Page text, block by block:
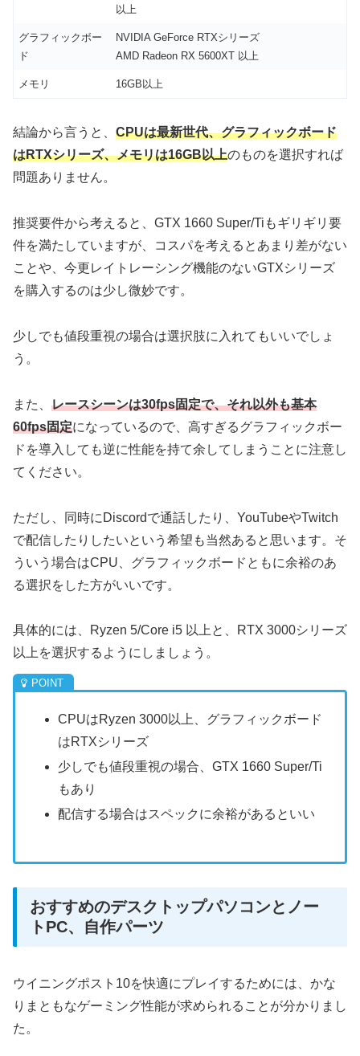
以上
グラフィックボー
ド
NVIDIA GeForce RTXシリーズ
AMD Radeon RX 5600XT 以上
メモリ 16GB以上
結論から言うと、 CPUは最新世代、グラフィックボード
はRTXシリーズ、メモリは16GB以上のものを選択すれば
問題ありません。
推奨要件から考えると、GTX 1660 Super/Tiもギリギリ要
件を満たしていますが、コスパを考えるとあまり差がない
ことや、今更レイトレーシング機能のないGTXシリーズ
を購入するのは少し微妙です。
少しでも値段重視の場合は選択肢に入れてもいいでしょ
う。
また、 レースシーンは30fps固定で、それ以外も基本
60fps固定になっているので、高すぎるグラフィックボー
ドを導入しても逆に性能を持て余してしまうことに注意し
てください。
ただし、同時にDiscordで通話したり、YouTubeやTwitch
で配信したりしたいという希望も当然あると思います。そ
ういう場合はCPU、グラフィックボードともに余裕のあ
る選択をした方がいいです。
具体的には、Ryzen 5/Core i5 以上と、RTX 3000シリーズ
以上を選択するようにしましょう。
CPUはRyzen 3000以上、グラフィックボード
はRTXシリーズ
少しでも値段重視の場合、GTX 1660 Super/Ti
もあり
配信する場合はスペックに余裕があるといい
おすすめのデスクトップパソコンとノー
トPC、自作パーツ
ウイニングポスト10を快適にプレイするためには、かな
りまともなゲーミング性能が求められることが分かりまし
た。